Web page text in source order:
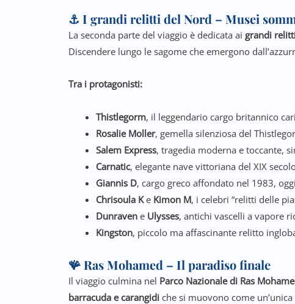
⚓ I grandi relitti del Nord – Musei
La seconda parte del viaggio è dedicata ai grandi
Discendere lungo le sagome che emergono
Tra i protagonisti:
Thistlegorm, il leggendario cargo britannico
Rosalie Moller, gemella silenziosa del
Salem Express, tragedia moderna e toccante,
Carnatic, elegante nave vittoriana del XIX
Giannis D, cargo greco affondato nel 1983,
Chrisoula Ke Kimon M, i celebri “relitti delle
Dunraven e Ulysses, antichi vascelli a vapore
Kingston, piccolo ma affascinante relitto
🪸 Ras Mohamed – Il paradiso finale
Il viaggio culmina nel Parco Nazionale di Ras
barracuda e carangidi che si muovono come